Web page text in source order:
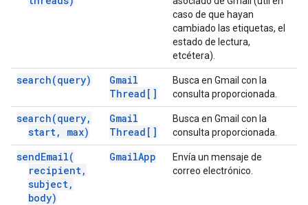
caso de que hayan
cambiado las etiquetas, el
estado de lectura,
etcétera).
search(query)
Gmail
Thread[]
Busca en Gmail con la
consulta proporcionada.
search(query,
start, max)
Gmail
Thread[]
Busca en Gmail con la
consulta proporcionada.
sendEmail(
recipient,
subject,
body)
GmailApp
Envía un mensaje de
correo electrónico.